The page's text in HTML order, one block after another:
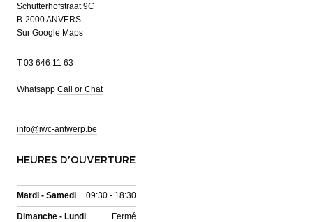
Schutterhofstraat 9C
B-2000 ANVERS
Sur Google Maps
T 03 646 11 63
Whatsapp Call or Chat
info@iwc-antwerp.be
HEURES D'OUVERTURE
Mardi - Samedi 09:30 - 18:30
Dimanche - Lundi Fermé